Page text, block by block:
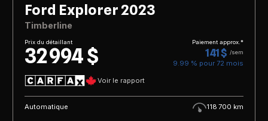
Ford Explorer 2023
Timberline
Prix du détaillant
32 994 $
Paiement approx.*
141 $ /sem
9.99 % pour 72 mois
Voir le rapport
Automatique 118 700 km